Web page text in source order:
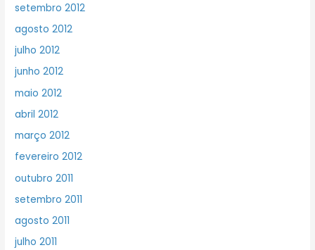
setembro 2012
agosto 2012
julho 2012
junho 2012
maio 2012
abril 2012
março 2012
fevereiro 2012
outubro 2011
setembro 2011
agosto 2011
julho 2011